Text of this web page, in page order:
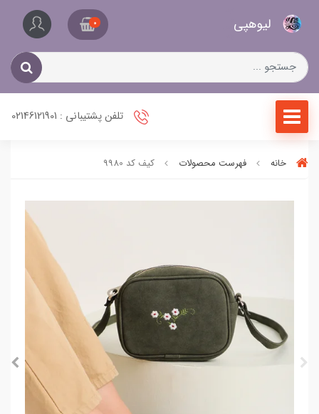
لیو‌هپی 0
تلفن پشتیبانی : 02146121901
خانه فهرست محصولات کیف کد 9980